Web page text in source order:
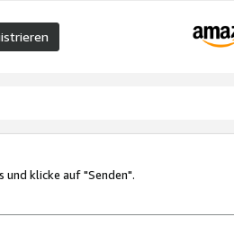
und klicke auf "Senden".